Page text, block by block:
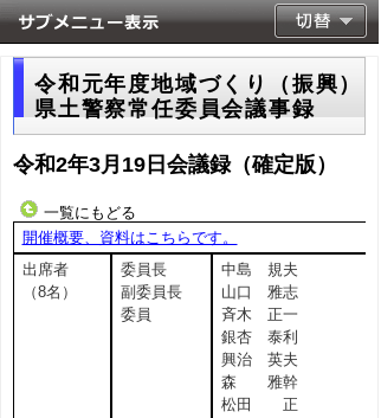
令和元年度地域づくり（振興）
県土警察常任委員会議事録
令和2年3月19日会議録（確定版）
一覧にもどる
開催概要、資料はこちらです。
出席者
（8名）
委員長
副委員長
委員
中島 規夫
山口 雅志
斉木 正一
銀杏 泰利
興治 英夫
森 雅幹
松田 正